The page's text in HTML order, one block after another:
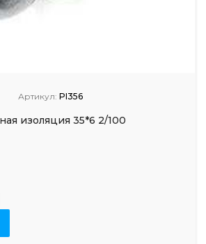
Артикул: PI356
изоляция 35*6 2/100